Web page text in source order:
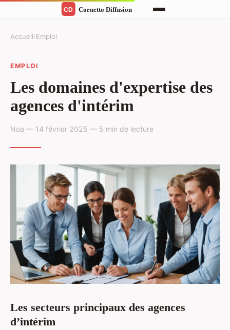
Accueil›Emploi
EMPLOI
Les domaines d'expertise des
agences d'intérim
Noa — 14 février 2025 — 5 min de lecture
Les secteurs principaux des agences
d’intérim